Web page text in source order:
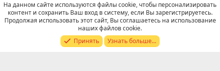
Russian (RU)
Условия и правила
Политика конфиденциальности
Помощь
R
S
На данном сайте используются файлы cookie, чтобы персонализировать
контент и сохранить Ваш вход в систему, если Вы зарегистрируетесь.
Продолжая использовать этот сайт, Вы соглашаетесь на использование
наших файлов cookie.
Принять
Узнать больше...